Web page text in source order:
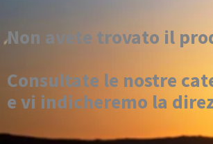
Non avete trovato il
Consultate le nostre
e vi indicheremo la